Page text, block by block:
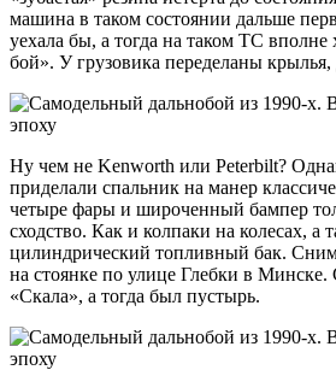
машина в таком состоянии дальше
уехала бы, а тогда на таком ТС вполне
бой». У грузовика переделаны крылья,
Ну чем не Kenworth или Peterbilt?
приделали спальник на манер
четыре фары и широченный бампер
сходство. Как и колпаки на колесах, а
цилиндрический топливный бак.
на стоянке по улице Глебки в
«Скала», а тогда был пустырь.